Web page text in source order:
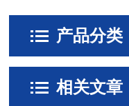
产品分类
相关文章